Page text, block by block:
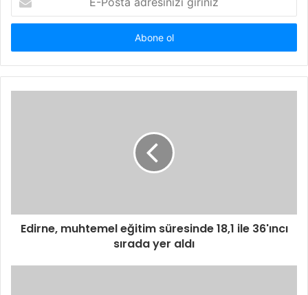
Posta
adresinizi
Edirne, muhtemel eğitim süresinde 18,1 ile 36'ıncı
sırada yer aldı